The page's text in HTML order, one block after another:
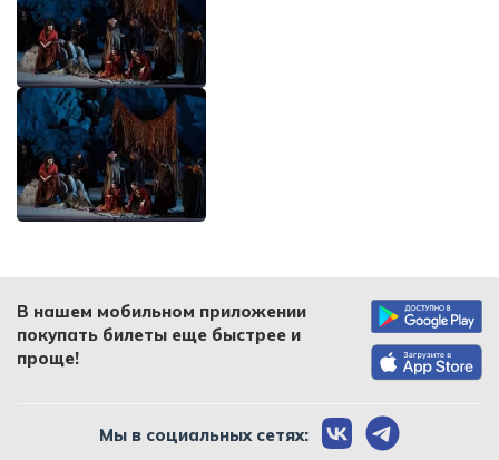
В нашем мобильном приложении
покупать билеты еще быстрее и
проще!
Мы в социальных сетях: